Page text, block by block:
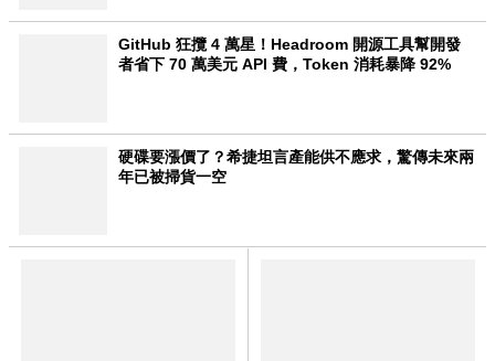
GitHub 狂攬 4 萬星！Headroom 開源工具幫開發
者省下 70 萬美元 API 費，Token 消耗暴降 92%
硬碟要漲價了？希捷坦言產能供不應求，驚傳未來兩
年已被掃貨一空